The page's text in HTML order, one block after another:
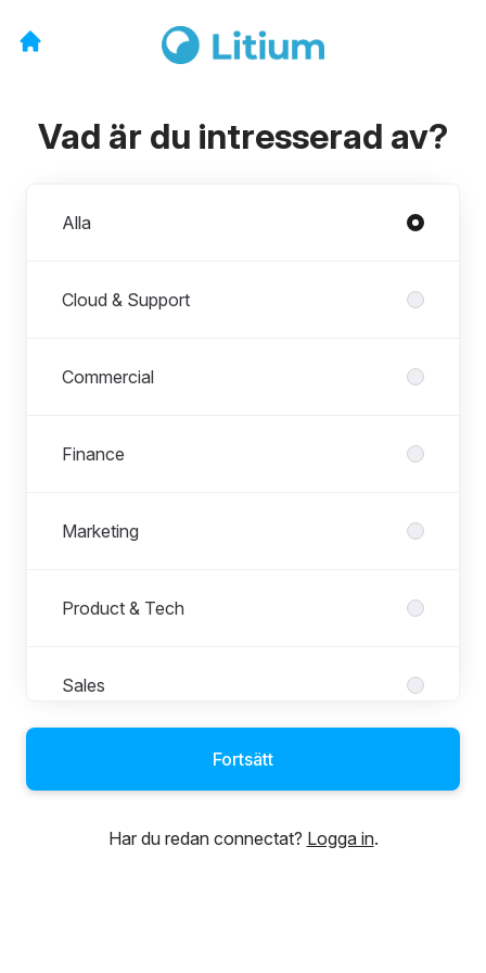
Vad är du intresserad av?
Alla
Cloud & Support
Commercial
Finance
Marketing
Product & Tech
Sales
Fortsätt
Har du redan connectat? Logga in.